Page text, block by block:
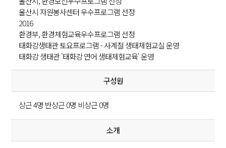
울산시 자원봉사센터 우수프로그램 선정
2016
환경부, 환경체험교육우수프로그램 선정
태화강생태관 토요프로그램 - 사계절 생태체험교실 운영
태화강 생태관 '태화강 연어 생태체험교육' 운영
구성원
상근 4명 반상근 0명 비상근 0명
소개